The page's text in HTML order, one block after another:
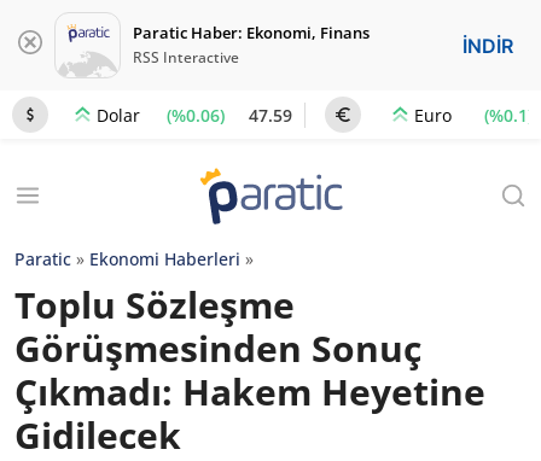
Paratic Haber: Ekonomi, Finans
RSS Interactive İNDİR
Dolar (%0.06) 47.59 Euro (%0.1)
Paratic » Ekonomi Haberleri »
Toplu Sözleşme
Görüşmesinden Sonuç
Çıkmadı: Hakem Heyetine
Gidilecek